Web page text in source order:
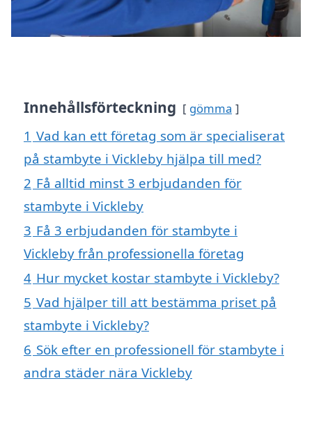
Innehållsförteckning gömma
1 Vad kan ett företag som är specialiserat
på stambyte i Vickleby hjälpa till med?
2 Få alltid minst 3 erbjudanden för
stambyte i Vickleby
3 Få 3 erbjudanden för stambyte i
Vickleby från professionella företag
4 Hur mycket kostar stambyte i Vickleby?
5 Vad hjälper till att bestämma priset på
stambyte i Vickleby?
6 Sök efter en professionell för stambyte i
andra städer nära Vickleby